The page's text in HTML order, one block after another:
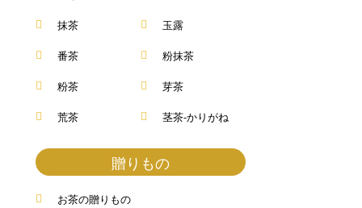
抹茶
番茶
粉茶
荒茶
玉露
粉抹茶
芽茶
茎茶-かりがね
贈りもの
お茶の贈りもの